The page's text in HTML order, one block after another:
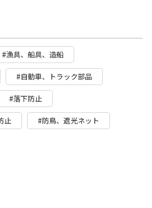
#漁具、船具、造船
#自動車、トラック部品
#落下防止
止 #防鳥、遮光ネット